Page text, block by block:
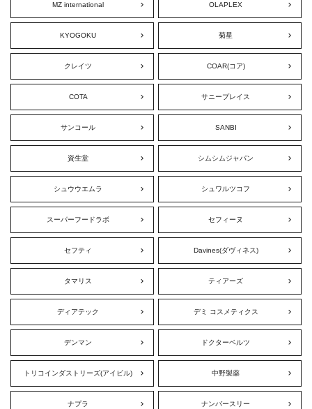
MZ international OLAPLEX
KYOGOKU 菊星
クレイツ COAR(コア)
COTA サニープレイス
サンコール SANBI
資生堂 シムシムジャパン
シュウウエムラ シュワルツコフ
スーパーフードラボ セフィーヌ
セフティ Davines(ダヴィネス)
タマリス ティアーズ
ディアテック デミ コスメティクス
デンマン ドクターベルツ
トリコインダストリーズ(アイビル) 中野製薬
ナプラ ナンバースリー